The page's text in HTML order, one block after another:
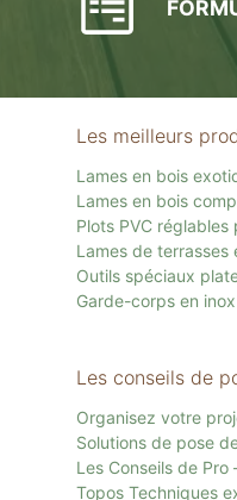
Les meilleurs
Lames en bois
Lames en bois
Plots PVC
Lames de terrasses
Outils spéciaux
Garde-corps en inox
Les conseils de
Organisez votre
Solutions de pose
Les Conseils de Pro
Topos Techniques